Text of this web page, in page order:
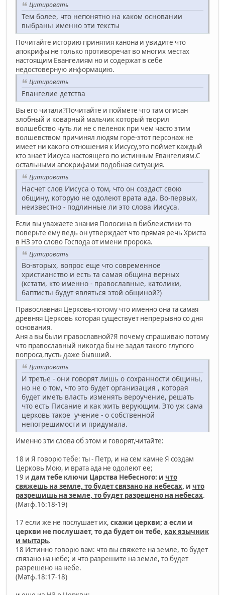
Цитировать
Тем более, что непонятно на каком основании
выбраны именно эти тексты
Почитайте историю принятия канона и увидите что
апокрифы не только противоречат во многих местах
настоящим Евангелиям но и содержат в себе
недостоверную информацию.
Цитировать
Евангелие детства
Вы его читали?Почитайте и поймете что там описан
злобный и коварный мальчик который творил
волшебство чуть ли не с пеленок при чем часто этим
волшевством причинял людям горе-этот персонаж не
имеет ни какого отношения к Иисусу,это поймет каждый
кто знает Иисуса настоящего по истинным Евангелиям.С
остальными апокрифами подобная ситуация.
Цитировать
Насчет слов Иисуса о том, что он создаст свою
общину, которую не одолеют врата ада. Во-первых,
неизвестно - подлинные ли это слова Иисуса.
Если вы уважаете знания Полосина в библеистики-то
поверьте ему ведь он утверждает что прямая речь Христа
в НЗ это слово Господа от имени пророка.
Цитировать
Во-вторых, вопрос еще что современное
христианство и есть та самая община верных
(кстати, кто именно - православные, католики,
баптисты будут являться этой общиной?)
Православная Церковь-потому что именно она та самая
древняя Церковь которая существует непрерывно со дня
основания.
Аня а вы были православной?Я почему спрашиваю потому
что православный никогда бы не задал такого глупого
вопроса,пусть даже бывший.
Цитировать
И третье - они говорят лишь о сохранности общины,
но не о том, что это будет организация , которая
будет иметь власть изменять вероучение, решать
что есть Писание и как жить верующим. Это уж сама
церковь такое учение - о собственной
непогрешимости и придумала.
Именно эти слова об этом и говорят,читайте:
18 и Я говорю тебе: ты - Петр, и на сем камне Я создам
Церковь Мою, и врата ада не одолеют ее;
19 и дам тебе ключи Царства Небесного: и что
свяжешь на земле, то будет связано на небесах, и что
разрешишь на земле, то будет разрешено на небесах.
(Матф.16:18-19)
17 если же не послушает их, скажи церкви; а если и
церкви не послушает, то да будет он тебе, как язычник
и мытарь.
18 Истинно говорю вам: что вы свяжете на земле, то будет
связано на небе; и что разрешите на земле, то будет
разрешено на небе.
(Матф.18:17-18)